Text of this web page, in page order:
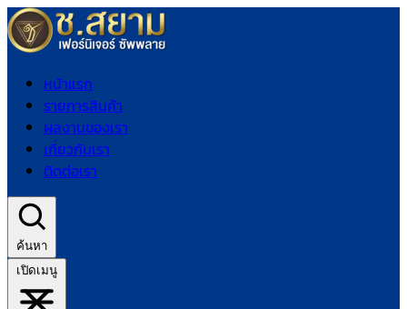
หน้าแรก
รายการสินค้า
ผลงานของเรา
เกี่ยวกับเรา
ติดต่อเรา
ค้นหา
เปิดเมนู